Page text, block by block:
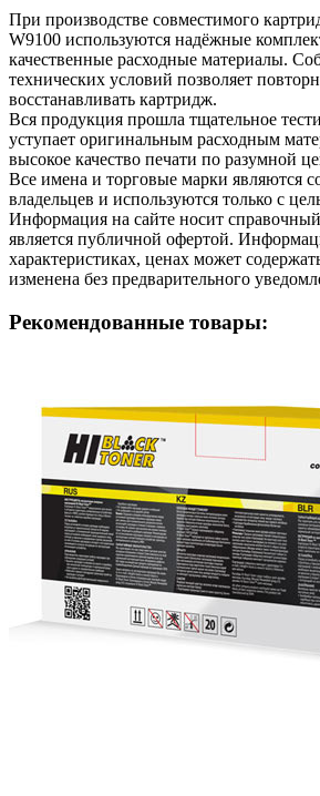
При производстве совместимого
W9100 используются надёжные
качественные расходные материалы.
технических условий позволяет
восстанавливать картридж.
Вся продукция прошла тщательное
уступает оригинальным расходным
высокое качество печати по разумной
Все имена и торговые марки являются
владельцев и используются только с
Информация на сайте носит
является публичной офертой.
характеристиках, ценах может
изменена без предварительного
Рекомендованные товары: